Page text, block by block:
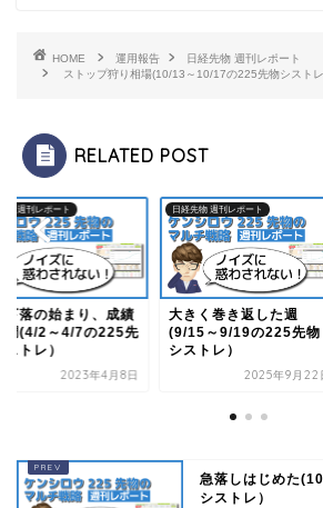
HOME 運用報告
日経先物 週刊レポート
ストップ狩り相場(10/13～10/17の225先物シストレ
RELATED POST
物 週刊レポート
下落の始まり、成績
調(4/2～4/7の225先
トレ）
2023年4月8日
日経先物 週刊レポート
大きく巻き返した週
(9/15～9/19の225先物
シストレ）
2025年9月22
急落しはじめた
シストレ）